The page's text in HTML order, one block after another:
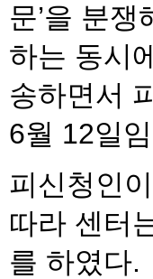
문’을 분
하는 동시
송하면서
6월 12일
피신청인
따라 센터
를 하였다.